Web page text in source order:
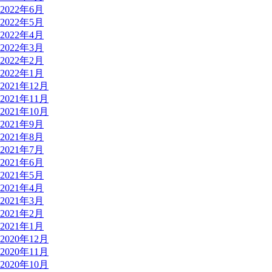
2022年6月
2022年5月
2022年4月
2022年3月
2022年2月
2022年1月
2021年12月
2021年11月
2021年10月
2021年9月
2021年8月
2021年7月
2021年6月
2021年5月
2021年4月
2021年3月
2021年2月
2021年1月
2020年12月
2020年11月
2020年10月